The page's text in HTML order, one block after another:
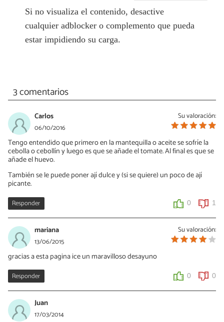
Si no visualiza el contenido, desactive
cualquier adblocker o complemento que pueda
estar impidiendo su carga.
3 comentarios
Su valoración:
Carlos
06/10/2016
Tengo entendido que primero en la mantequilla o aceite se sofríe la
cebolla o cebollín y luego es que se añade el tomate. Al final es que se
añade el huevo.
También se le puede poner ají dulce y (si se quiere) un poco de ají
picante.
Responder 0 1
Su valoración:
mariana
13/06/2015
gracias a esta pagina ice un maravilloso desayuno
Responder 0 0
Juan
17/03/2014